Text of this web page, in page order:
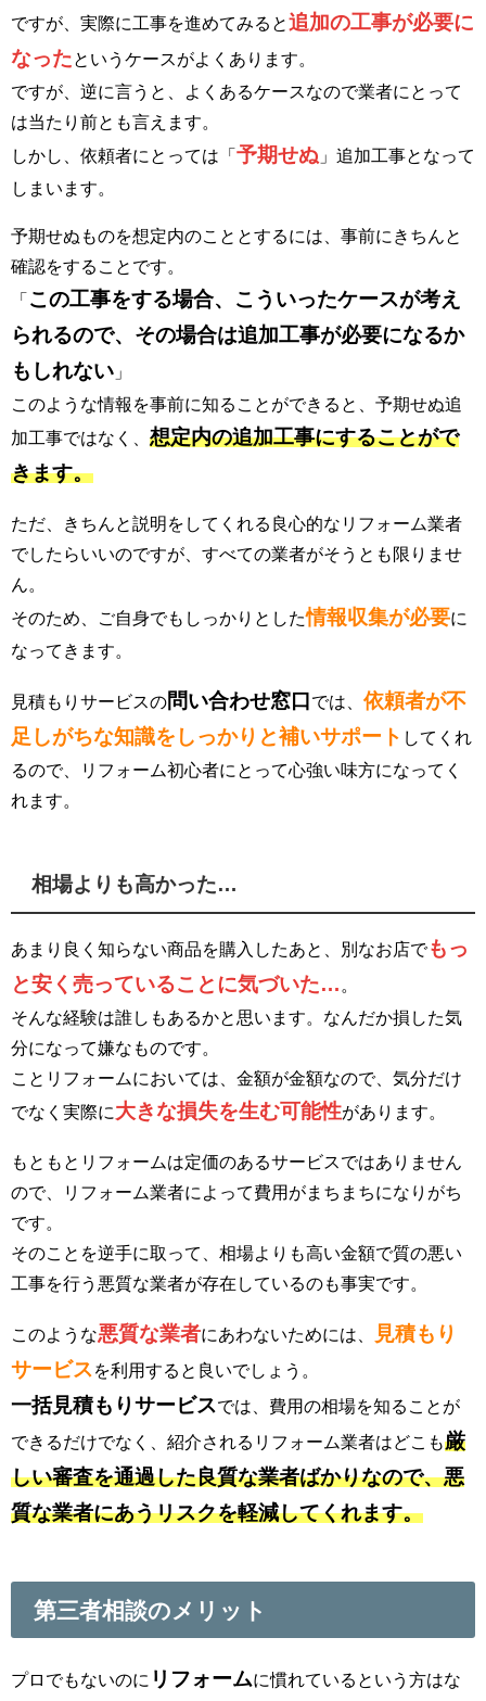
ですが、実際に工事を進めてみると追加の工事が必要に
なった というケースがよくあります。
ですが、逆に言うと、よくあるケースなので業者にとって
は当たり前とも言えます。
しかし、依頼者にとっては「 予期せぬ 」追加工事となって
しまいます。
予期せぬものを想定内のこととするには、事前にきちんと
確認をすることです。
「 この工事をする場合、こういったケースが考え
られるので、その場合は追加工事が必要になるか
もしれない 」
このような情報を事前に知ることができると、予期せぬ追
加工事ではなく、 想定内の追加工事にすることがで
きます。
ただ、きちんと説明をしてくれる良心的なリフォーム業者
でしたらいいのですが、すべての業者がそうとも限りませ
ん。
そのため、ご自身でもしっかりとした情報収集が必要に
なってきます。
見積もりサービスの問い合わせ窓口 では、 依頼者が不
足しがちな知識をしっかりと補いサポート してくれ
るので、リフォーム初心者にとって心強い味方になってく
れます。
相場よりも高かった…
あまり良く知らない商品を購入したあと、別なお店でもっ
と安く売っていることに気づいた…
そんな経験は誰しもあるかと思います。なんだか損した気
分になって嫌なものです。
ことリフォームにおいては、金額が金額なので、気分だけ
でなく実際に大きな損失を生む可能性があります。
もともとリフォームは定価のあるサービスではありません
ので、リフォーム業者によって費用がまちまちになりがち
です。
そのことを逆手に取って、相場よりも高い金額で質の悪い
工事を行う悪質な業者が存在しているのも事実です。
このような悪質な業者にあわないためには、
見積もり
サービス を利用すると良いでしょう。
一括見積もりサービスでは、費用の相場を知ることが
できるだけでなく、紹介されるリフォーム業者はどこも厳
しい審査を通過した良質な業者ばかりなので、悪
質な業者にあうリスクを軽減してくれます。
第三者相談のメリット
プロでもないのに リフォームに慣れているという方はな